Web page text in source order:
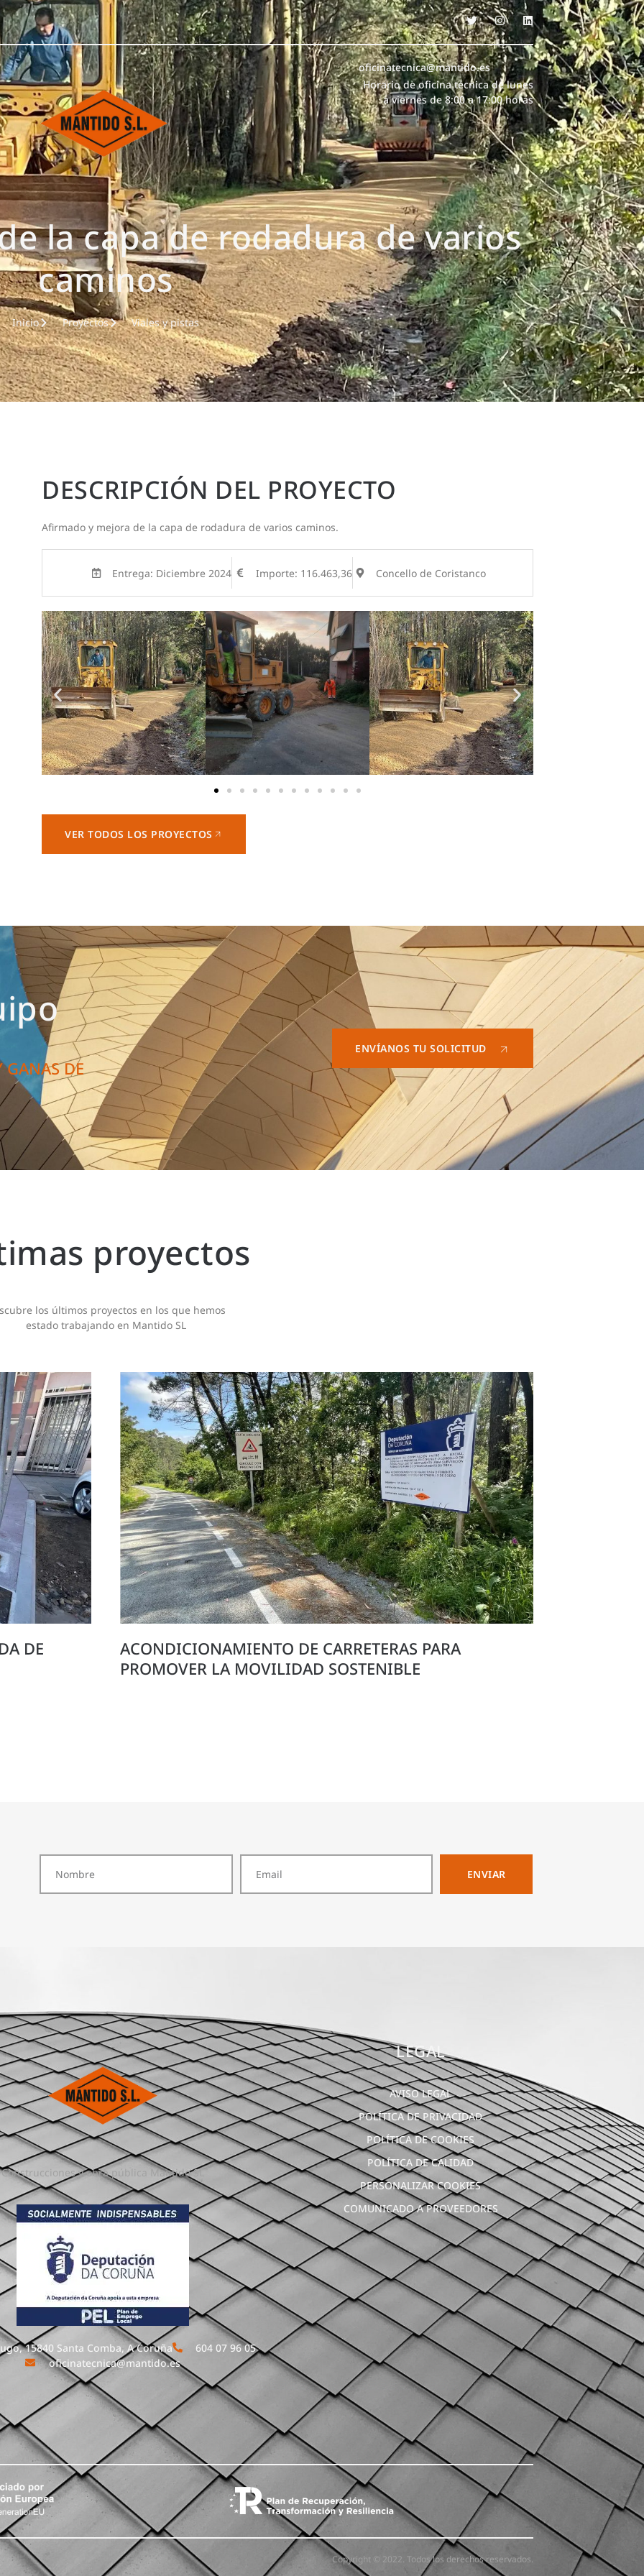
oficinatecnica@mantido.es
Horario de oficina técnica de lunes
a viernes de 8:00 a 17:00 horas
la capa de rodadura de varios
caminos
Inicio Proyectos Viales y pistas
DESCRIPCIÓN DEL PROYECTO
Afirmado y mejora de la capa de rodadura de varios caminos.
Entrega: Diciembre 2024 Importe: 116.463,36 Concello de Coristanco
VER TODOS LOS PROYECTOS
GANAS DE
ENVÍANOS TU SOLICITUD
proyectos
los últimos proyectos en los que hemos
estado trabajando en Mantido SL
DE
ACONDICIONAMIENTO DE CARRETERAS PARA
PROMOVER LA MOVILIDAD SOSTENIBLE
ENVIAR
Construcciones y obra pública Mantido SL
15840 Santa Comba, A Coruña
604 07 96 05
oficinatecnica@mantido.es
LEGAL
AVISO LEGAL
POLÍTICA DE PRIVACIDAD
POLÍTICA DE COOKIES
POLÍTICA DE CALIDAD
PERSONALIZAR COOKIES
COMUNICADO A PROVEEDORES
Copyright © 2022. Todos los derechos reservados.